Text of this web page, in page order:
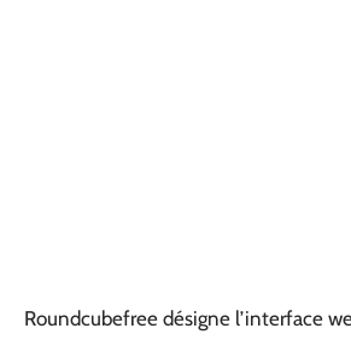
Roundcubefree désigne l’interface